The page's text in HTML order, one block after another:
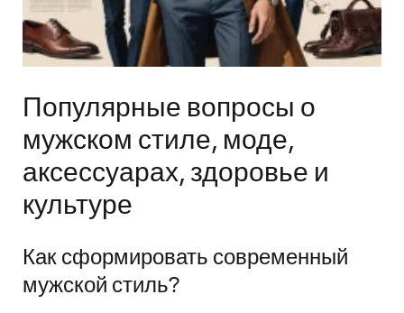
Популярные вопросы о
мужском стиле, моде,
аксессуарах, здоровье и
культуре
Как сформировать современный
мужской стиль?